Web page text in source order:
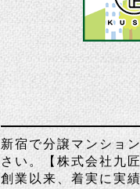
新宿で分譲マンショ
さい。【株式会社九
創業以来、着実に実